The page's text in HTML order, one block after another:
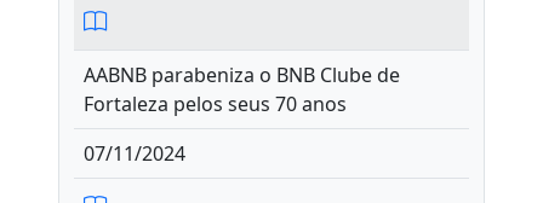
AABNB parabeniza o BNB Clube de
Fortaleza pelos seus 70 anos
07/11/2024